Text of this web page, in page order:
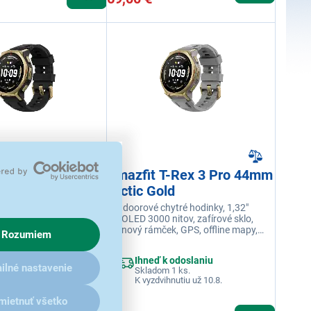
Rozumiem
nastavenie
všetko
Rex 3 Pro 44mm
nitov, zafírové sklo,
GPS, offline mapy,
režimov, LED
a reproduktor,
výdrž batérie až 19
odoslaniu
2 ks.
Amazfit T-Rex 3 Pro 44mm
Arctic Gold
Outdoorové chytré hodinky, 1,32"
AMOLED 3000 nitov, zafírové sklo,
titánový rámček, GPS, offline mapy,
Bluetooth hovory, výdrž batérie až 19
Ihneď k odoslaniu
Skladom 1 ks.
K vyzdvihnutiu už 10.8.